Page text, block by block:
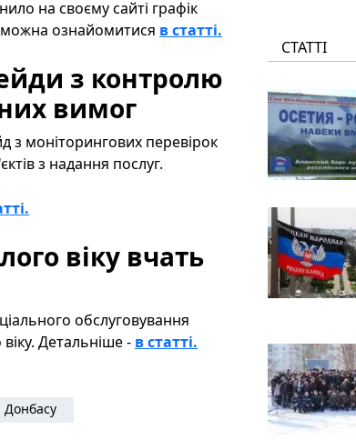
на своєму сайті графік
можна ознайомитися в статті.
з контролю
вимог
з моніторингових перевірок
з надання послуг.
віку вчать
обслуговування
Детальніше - в статті.
СТАТТІ